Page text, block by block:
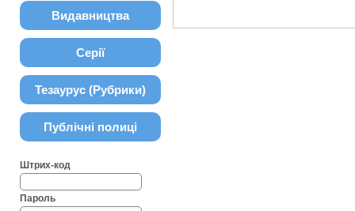
Видавництва
Серії
Тезаурус (Рубрики)
Публічні полиці
Штрих-код
Пароль